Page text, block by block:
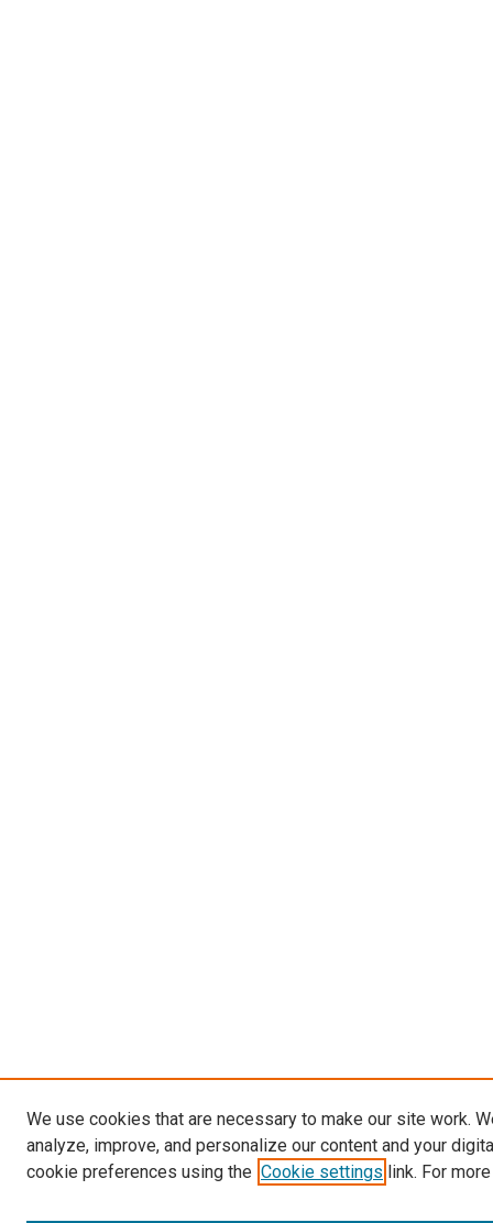
We use cookies that are necessary to make our site work.
analyze, improve, and personalize our content and your
cookie preferences using the Cookie settings link. For